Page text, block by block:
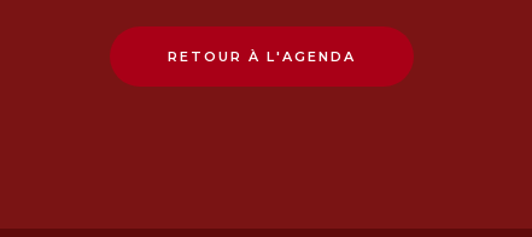
RETOUR À L'AGENDA